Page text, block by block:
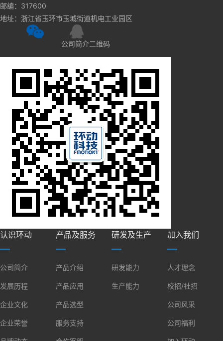
邮编：317600
地址：浙江省玉环市玉城街道机电工业园区
公司简介二维码
认识环动
公司简介
发展历程
企业文化
企业荣誉
产品及服务
产品介绍
产品应用
产品选型
服务支持
研发及生产
研发能力
生产能力
加入我们
人才理念
校招/社招
公司风采
公司福利